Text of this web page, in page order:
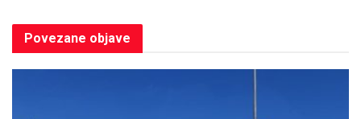
Povezane objave